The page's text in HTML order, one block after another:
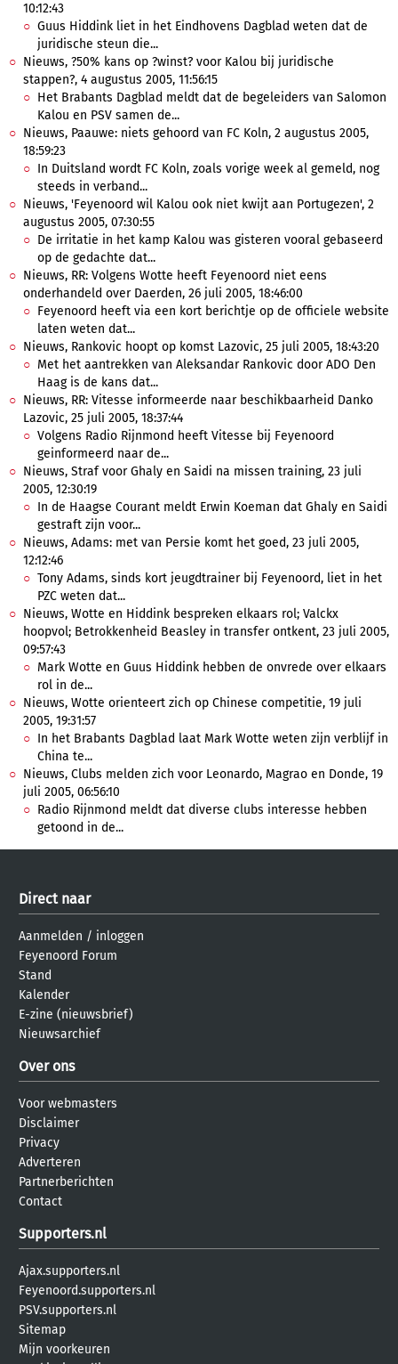
10:12:43
Guus Hiddink liet in het Eindhovens Dagblad weten dat de
juridische steun die...
Nieuws, ?50% kans op ?winst? voor Kalou bij juridische
stappen?, 4 augustus 2005, 11:56:15
Het Brabants Dagblad meldt dat de begeleiders van Salomon
Kalou en PSV samen de...
Nieuws, Paauwe: niets gehoord van FC Koln, 2 augustus 2005,
18:59:23
In Duitsland wordt FC Koln, zoals vorige week al gemeld, nog
steeds in verband...
Nieuws, 'Feyenoord wil Kalou ook niet kwijt aan Portugezen', 2
augustus 2005, 07:30:55
De irritatie in het kamp Kalou was gisteren vooral gebaseerd
op de gedachte dat...
Nieuws, RR: Volgens Wotte heeft Feyenoord niet eens
onderhandeld over Daerden, 26 juli 2005, 18:46:00
Feyenoord heeft via een kort berichtje op de officiele website
laten weten dat...
Nieuws, Rankovic hoopt op komst Lazovic, 25 juli 2005, 18:43:20
Met het aantrekken van Aleksandar Rankovic door ADO Den
Haag is de kans dat...
Nieuws, RR: Vitesse informeerde naar beschikbaarheid Danko
Lazovic, 25 juli 2005, 18:37:44
Volgens Radio Rijnmond heeft Vitesse bij Feyenoord
geinformeerd naar de...
Nieuws, Straf voor Ghaly en Saidi na missen training, 23 juli
2005, 12:30:19
In de Haagse Courant meldt Erwin Koeman dat Ghaly en Saidi
gestraft zijn voor...
Nieuws, Adams: met van Persie komt het goed, 23 juli 2005,
12:12:46
Tony Adams, sinds kort jeugdtrainer bij Feyenoord, liet in het
PZC weten dat...
Nieuws, Wotte en Hiddink bespreken elkaars rol; Valckx
hoopvol; Betrokkenheid Beasley in transfer ontkent, 23 juli 2005,
09:57:43
Mark Wotte en Guus Hiddink hebben de onvrede over elkaars
rol in de...
Nieuws, Wotte orienteert zich op Chinese competitie, 19 juli
2005, 19:31:57
In het Brabants Dagblad laat Mark Wotte weten zijn verblijf in
China te...
Nieuws, Clubs melden zich voor Leonardo, Magrao en Donde, 19
juli 2005, 06:56:10
Radio Rijnmond meldt dat diverse clubs interesse hebben
getoond in de...
Direct naar
Aanmelden / inloggen
Feyenoord Forum
Stand
Kalender
E-zine (nieuwsbrief)
Nieuwsarchief
Over ons
Voor webmasters
Disclaimer
Privacy
Adverteren
Partnerberichten
Contact
Supporters.nl
Ajax.supporters.nl
Feyenoord.supporters.nl
PSV.supporters.nl
Sitemap
Mijn voorkeuren